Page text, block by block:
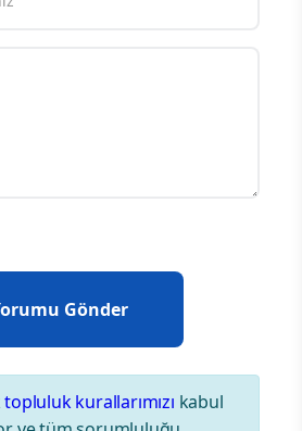
topluluk kurallarımızı kabul